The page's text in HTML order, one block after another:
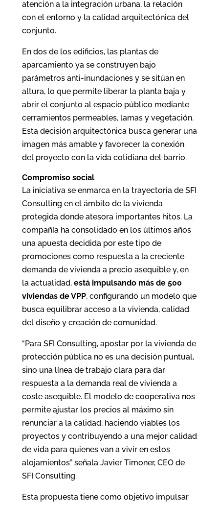
atención a la integración urbana, la relación
con el entorno y la calidad arquitectónica del
conjunto.
En dos de los edificios, las plantas de
aparcamiento ya se construyen bajo
parámetros anti-inundaciones y se sitúan en
altura, lo que permite liberar la planta baja y
abrir el conjunto al espacio público mediante
cerramientos permeables, lamas y vegetación.
Esta decisión arquitectónica busca generar una
imagen más amable y favorecer la conexión
del proyecto con la vida cotidiana del barrio.
Compromiso social
La iniciativa se enmarca en la trayectoria de SFI
Consulting en el ámbito de la vivienda
protegida donde atesora importantes hitos. La
compañía ha consolidado en los últimos años
una apuesta decidida por este tipo de
promociones como respuesta a la creciente
demanda de vivienda a precio asequible y, en
la actualidad, está impulsando más de 500
viviendas de VPP, configurando un modelo que
busca equilibrar acceso a la vivienda, calidad
del diseño y creación de comunidad.
“Para SFI Consulting, apostar por la vivienda de
protección pública no es una decisión puntual,
sino una línea de trabajo clara para dar
respuesta a la demanda real de vivienda a
coste asequible. El modelo de cooperativa nos
permite ajustar los precios al máximo sin
renunciar a la calidad, haciendo viables los
proyectos y contribuyendo a una mejor calidad
de vida para quienes van a vivir en estos
alojamientos” señala Javier Timoner, CEO de
SFI Consulting.
Esta propuesta tiene como objetivo impulsar